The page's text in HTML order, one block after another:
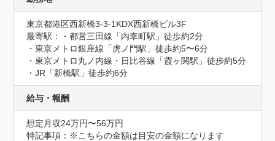
東京都港区西新橋3-3-1KDX西新橋ビル3F
最寄駅：・都営三田線「内幸町駅」徒歩約2分
・東京メトロ銀座線「虎ノ門駅」徒歩約5〜6分
・東京メトロ丸ノ内線・日比谷線「霞ヶ関駅」徒歩約5分
・JR「新橋駅」徒歩約6分
給与・報酬
想定月収24万円〜56万円
特記事項：※こちらの金額は目安の金額になります